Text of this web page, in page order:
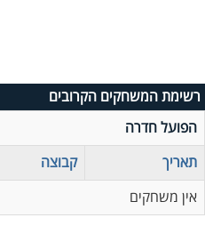
רשימת המשחקים הקרובים
הפועל חדרה
תאריך
קבוצה
אין משחקים